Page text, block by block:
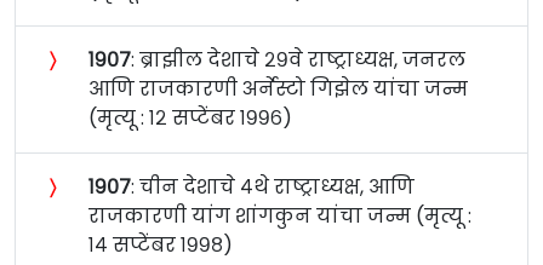
〉 १९०७: ब्राझील देशाचे २९वे राष्ट्राध्यक्ष, जनरल
आणि राजकारणी अर्नेस्टो गिझेल यांचा जन्म
(मृत्यू : १२ सप्टेंबर १९९६)
〉 १९०७: चीन देशाचे ४थे राष्ट्राध्यक्ष, आणि
राजकारणी यांग शांगकुन यांचा जन्म (मृत्यू :
१४ सप्टेंबर १९९८)